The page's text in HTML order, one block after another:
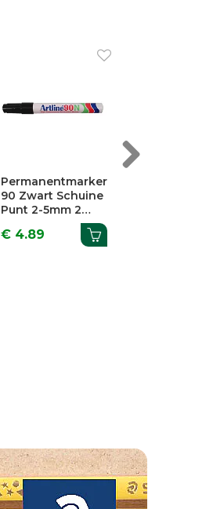
Permanentmarker
700 Zwart Ronde
Punt 0,7mm 2
€ 4.59